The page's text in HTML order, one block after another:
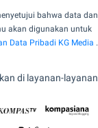
bahwa data dan
akan digunakan untuk
Data Pribadi KG Media .
di layanan-layanan